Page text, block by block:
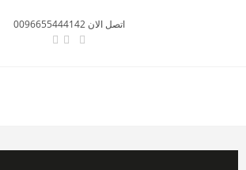
اتصل الان 0096655444142